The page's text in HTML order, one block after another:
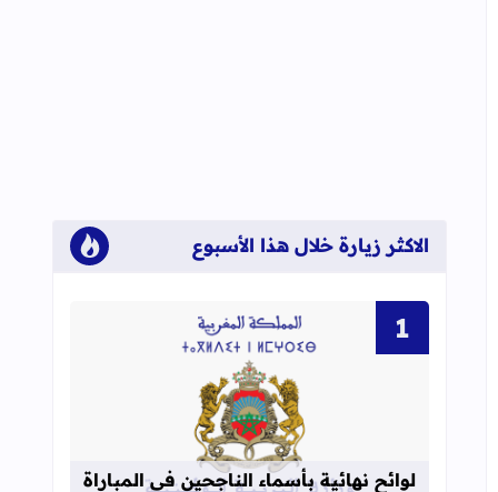
الاكثر زيارة خلال هذا الأسبوع
قراءة المزيد عن لوائح نهائية بأسماء
لوائح نهائية بأسماء الناجحين في المباراة